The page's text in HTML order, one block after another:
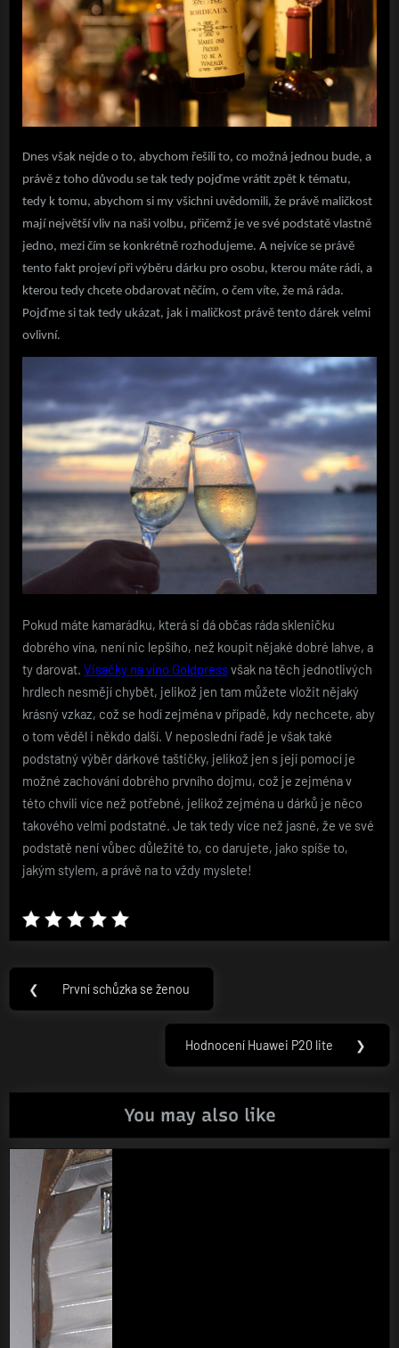
Dnes však nejde o to, abychom řešili to, co možná jednou bude, a
právě z toho důvodu se tak tedy pojďme vrátit zpět k tématu,
tedy k tomu, abychom si my všichni uvědomili, že právě maličkost
mají největší vliv na naši volbu, přičemž je ve své podstatě vlastně
jedno, mezi čím se konkrétně rozhodujeme. A nejvíce se právě
tento fakt projeví při výběru dárku pro osobu, kterou máte rádi, a
kterou tedy chcete obdarovat něčím, o čem víte, že má ráda.
Pojďme si tak tedy ukázat, jak i maličkost právě tento dárek velmi
ovlivní.
Pokud máte kamarádku, která si dá občas ráda skleničku
dobrého vína, není nic lepšího, než koupit nějaké dobré lahve, a
ty darovat. Visačky na víno Goldpressvšak na těch jednotlivých
hrdlech nesmějí chybět, jelikož jen tam můžete vložit nějaký
krásný vzkaz, což se hodí zejména v případě, kdy nechcete, aby
o tom věděl i někdo další. V neposlední řadě je však také
podstatný výběr dárkové taštičky, jelikož jen s její pomocí je
možné zachování dobrého prvního dojmu, což je zejména v
této chvíli více než potřebné, jelikož zejména u dárků je něco
takového velmi podstatné. Je tak tedy více než jasné, že ve své
podstatě není vůbec důležité to, co darujete, jako spíše to,
jakým stylem, a právě na to vždy myslete!
Navigace
pro
❮
Previous
První schůzka se ženou
Next
Hodnocení Huawei P20 lite ❯
You may also like